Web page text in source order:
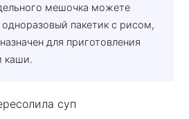
мешочка можете
одноразовый пакетик с рисом,
для приготовления
каши.